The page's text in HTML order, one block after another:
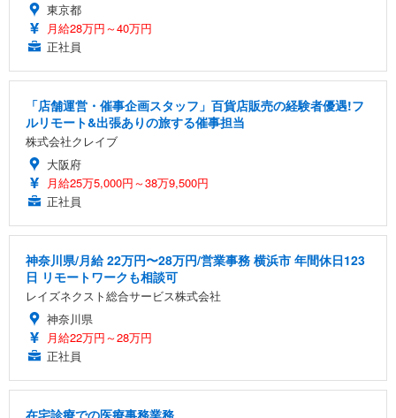
東京都
月給28万円～40万円
正社員
「店舗運営・催事企画スタッフ」百貨店販売の経験者優遇!フ
ルリモート&出張ありの旅する催事担当
株式会社クレイブ
大阪府
月給25万5,000円～38万9,500円
正社員
神奈川県/月給 22万円〜28万円/営業事務 横浜市 年間休日123
日 リモートワークも相談可
レイズネクスト総合サービス株式会社
神奈川県
月給22万円～28万円
正社員